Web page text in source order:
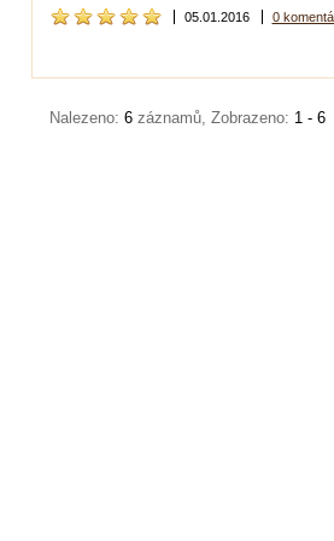
05.01.2016 0
Nalezeno: 6 záznamů, Zobrazeno: 1 - 6